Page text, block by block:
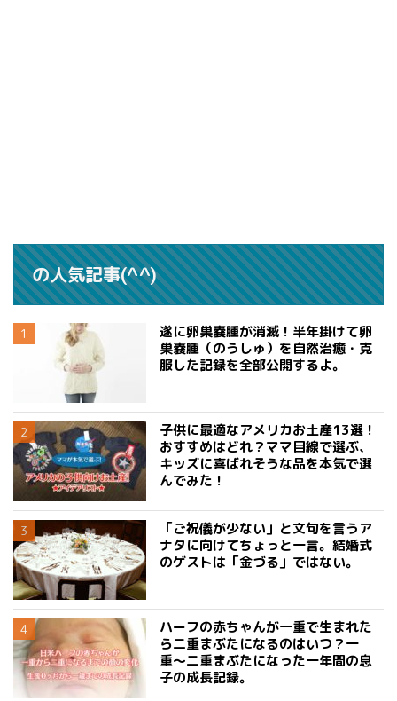
の人気記事(^^)
遂に卵巣嚢腫が消滅！半年掛けて卵
巣嚢腫（のうしゅ）を自然治癒・克
服した記録を全部公開するよ。
子供に最適なアメリカお土産13選！
おすすめはどれ？ママ目線で選ぶ、
キッズに喜ばれそうな品を本気で選
んでみた！
「ご祝儀が少ない」と文句を言うア
ナタに向けてちょっと一言。結婚式
のゲストは「金づる」ではない。
ハーフの赤ちゃんが一重で生まれた
ら二重まぶたになるのはいつ？一
重〜二重まぶたになった一年間の息
子の成長記録。